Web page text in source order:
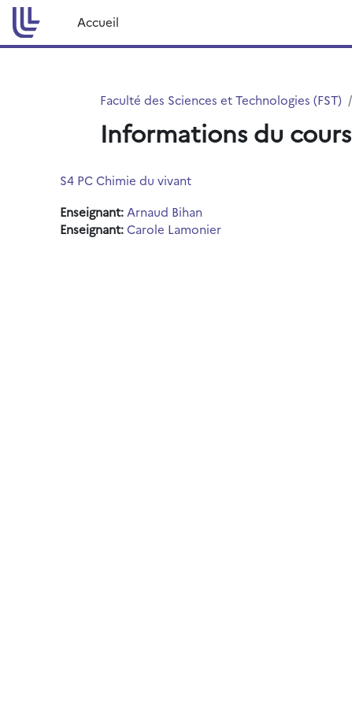
Passer au contenu principal
Accueil
Faculté des Sciences et Technologies (FST)
Informations du cours
S4 PC Chimie du vivant
Enseignant: Arnaud Bihan
Enseignant:Carole Lamonier